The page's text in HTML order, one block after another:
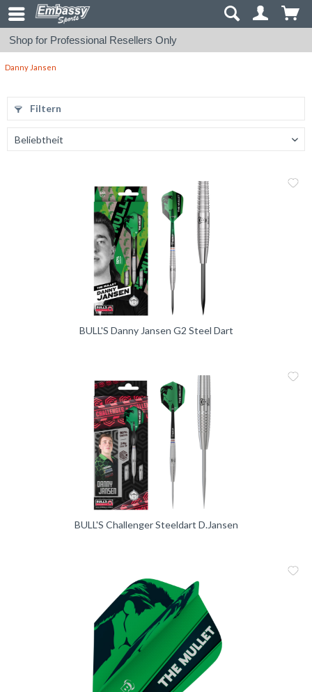
Shop for Professional Resellers Only
Danny Jansen
Filtern
BULL'S Danny Jansen G2 Steel Dart
BULL'S Challenger Steeldart D.Jansen